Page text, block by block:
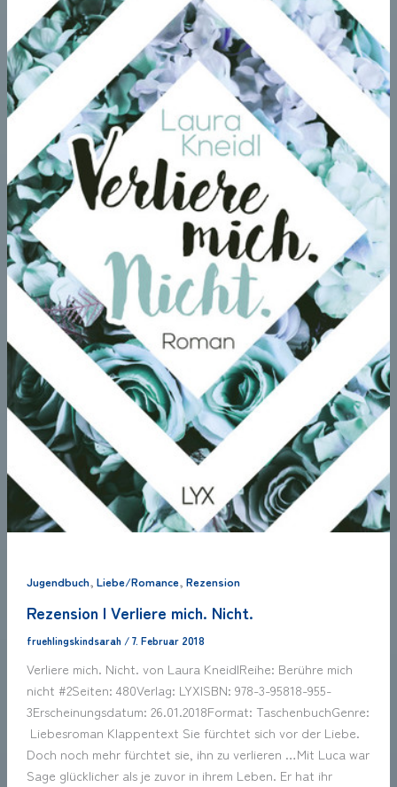
Jugendbuch, Liebe/Romance, Rezension
Rezension | Verliere mich. Nicht.
fruehlingskindsarah /7. Februar 2018
Verliere mich. Nicht. von Laura KneidlReihe: Berühre mich
nicht #2Seiten: 480Verlag: LYXISBN: 978-3-95818-955-
3Erscheinungsdatum: 26.01.2018Format: TaschenbuchGenre:
Liebesroman Klappentext Sie fürchtet sich vor der Liebe.
Doch noch mehr fürchtet sie, ihn zu verlieren …Mit Luca war
Sage glücklicher als je zuvor in ihrem Leben. Er hat ihr